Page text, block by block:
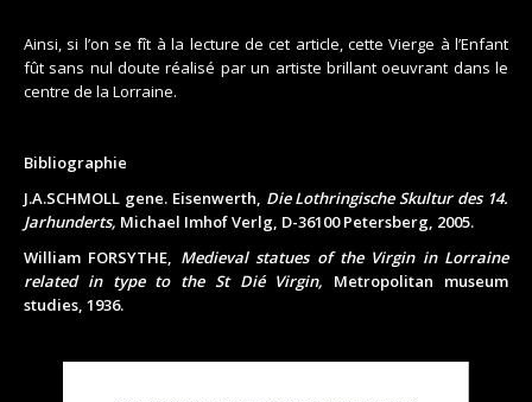
Ainsi, si l’on se fît à la lecture de cet article, cette Vierge à l’Enfant
fût sans nul doute réalisé par un artiste brillant oeuvrant dans le
centre de la Lorraine.
Bibliographie
J.A.SCHMOLL gene. Eisenwerth, Die Lothringische Skultur des 14.
Jarhunderts, Michael Imhof Verlg, D-36100 Petersberg, 2005.
William FORSYTHE, Medieval statues of the Virgin in Lorraine
related in type to the St Dié Virgin, Metropolitan museum
studies, 1936.